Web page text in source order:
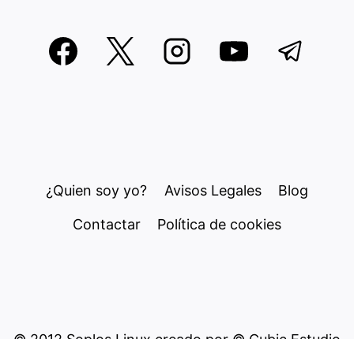
¿Quien soy yo? Avisos Legales Blog
Contactar Política de cookies